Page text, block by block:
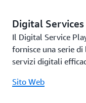
Digital
Il Digital Service
fornisce una serie
servizi digitali
Sito Web